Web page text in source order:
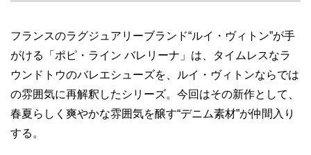
フランスのラグジュアリーブランド“ルイ・ヴィトン”が手
がける「ポピ・ライン バレリーナ」は、タイムレスなラ
ウンドトウのバレエシューズを、ルイ・ヴィトンならでは
の雰囲気に再解釈したシリーズ。今回はその新作として、
春夏らしく爽やかな雰囲気を醸す“デニム素材”が仲間入り
する。